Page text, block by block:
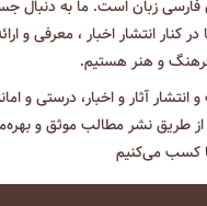
فارسی زبان است. ما به دنبال
انتشار اخبار ، معرفی و
و هنر هستیم.
آثار و اخبار، درستی و
از طریق نشر مطالب موثق و
کسب می‌کنیم